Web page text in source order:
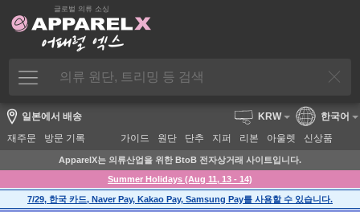
글로벌 의류 소싱
일본에서 배송
재주문
방문 기록 가이드 원단 단추 지퍼 리본 아울렛 신상품
KRW 한국어
ApparelX는 의류산업을 위한 BtoB 전자상거래 사이트입니다.
Summer Holidays (Aug 11, 13 - 14)
7/29, 한국 카드, Naver Pay, Kakao Pay, Samsung Pay를 사용할 수 있습니다.